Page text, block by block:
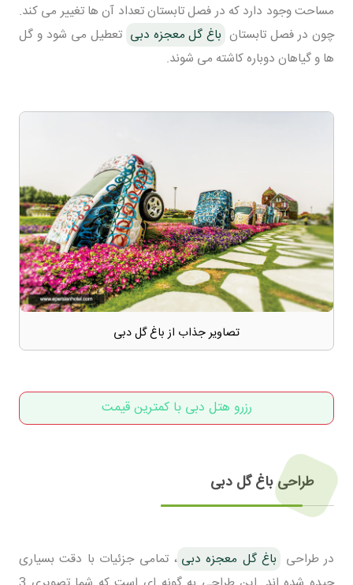
مساحت وجود دارد که در فصل تابستان تعداد آن ها تغییر می کند.
چون در فصل تابستان باغ گل معجزه دبی تعطیل می شود و گل
ها و گیاهان دوباره کاشته می شوند.
تصاویر جذاب از باغ گل دبی
رزرو هتل دبی با کمترین قیمت
طراحی باغ گل دبی
در طراحی باغ گل معجزه دبی ، تمامی جزئیات با دقت بسیاری